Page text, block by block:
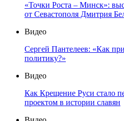
«Точки Роста – Минск»:
от Севастополя Дмитрия
Видео
Сергей Пантелеев: «Как
политику?»
Видео
Как Крещение Руси стало
проектом в истории славян